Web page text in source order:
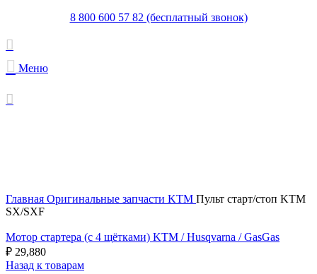
8 800 600 57 82 (бесплатный звонок)
Меню
Главная Оригинальные запчасти KTM Пульт старт/стоп KTM
SX/SXF
Мотор стартера (с 4 щётками) KTM / Husqvarna / GasGas
₽ 29,880
Назад к товарам